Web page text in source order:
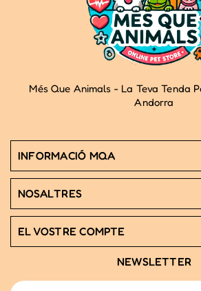
Més Que Animals - La Teva Tenda
Andorra
INFORMACIÓ MQA
NOSALTRES
EL VOSTRE COMPTE
NEWSLETTER